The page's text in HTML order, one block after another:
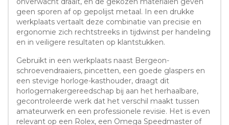
geen sporen af op gepolijst metaal. In een drukke
werkplaats vertaalt deze combinatie van precisie en
ergonomie zich rechtstreeks in tijdwinst per handeling
en in veiligere resultaten op klantstukken.
Gebruikt in een werkplaats naast Bergeon-
schroevendraaiers, pincetten, een goede glaspers en
een stevige horloge-kasthouder, draagt dit
horlogemakergereedschap bij aan het herhaalbare,
gecontroleerde werk dat het verschil maakt tussen
amateurwerk en een professionele revisie. Het is even
relevant op een Rolex, een Omega Speedmaster of